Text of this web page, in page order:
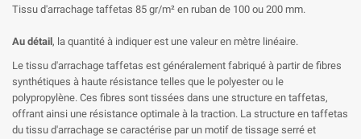
Tissu d'arrachage taffetas 85 gr/m² en ruban de 100 ou 200 mm.
Au détail, la quantité à indiquer est une valeur en mètre linéaire.
Le tissu d'arrachage taffetas est généralement fabriqué à partir de fibres
synthétiques à haute résistance telles que le polyester ou le
polypropylène. Ces fibres sont tissées dans une structure en taffetas,
offrant ainsi une résistance optimale à la traction. La structure en taffetas
du tissu d'arrachage se caractérise par un motif de tissage serré et